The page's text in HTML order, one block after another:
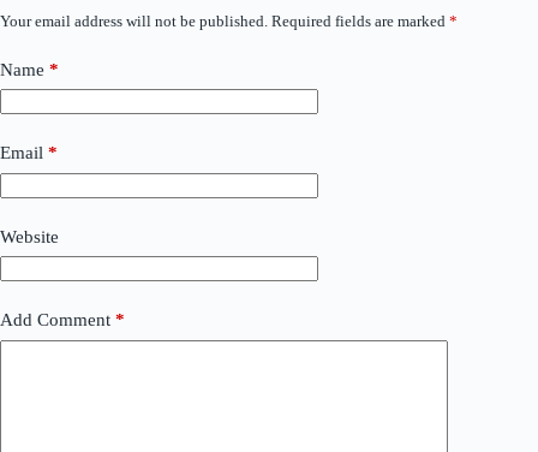
Your email address will not be published. Required fields are marked *
Name *
Email *
Website
Add Comment *